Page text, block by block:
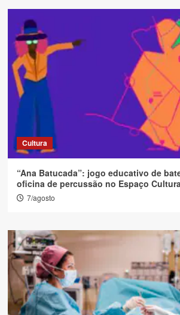
Cultura
“Ana Batucada”: jogo educativo de
oficina de percussão no Espaço
7/agosto